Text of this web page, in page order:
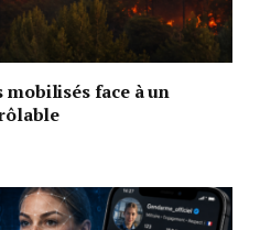
mobilisés face à un